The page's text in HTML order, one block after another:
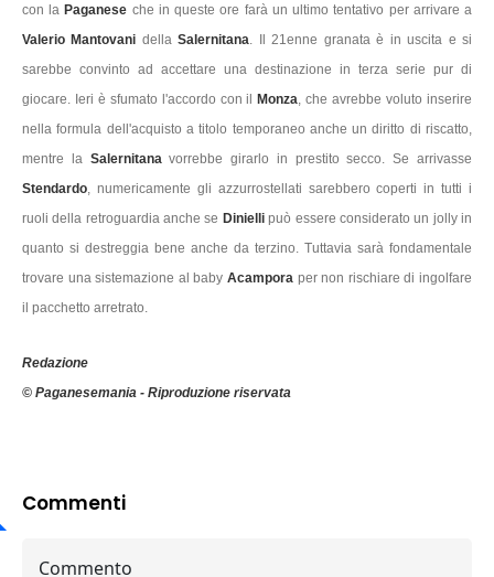
con la Paganese che in queste ore farà un ultimo tentativo per arrivare a
Valerio Mantovani dellaSalernitana. Il 21enne granata è in uscita e si
sarebbe convinto ad accettare una destinazione in terza serie pur di
giocare. Ieri è sfumato l'accordo con il
Monza, che avrebbe voluto inserire
nella formula dell'acquisto a titolo temporaneo anche un diritto di riscatto,
mentre la Salernitanavorrebbe girarlo in prestito secco. Se arrivasse
Stendardo, numericamente gli azzurrostellati sarebbero coperti in tutti i
ruoli della retroguardia anche se Diniellipuò essere considerato un jolly in
quanto si destreggia bene anche da terzino. Tuttavia sarà fondamentale
trovare una sistemazione al baby Acampora per non rischiare di ingolfare
il pacchetto arretrato.
Redazione
© Paganesemania - Riproduzione riservata
Commenti